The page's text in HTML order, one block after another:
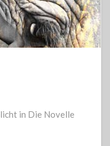
in Die Novelle